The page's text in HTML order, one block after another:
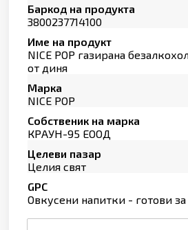
Баркод на продукта
3800237714100
Име на продукт
NICE POP газирана
от диня
Марка
NICE POP
Собственик на марка
КРАУН-95 ЕООД
Целеви пазар
Целия свят
GPC
Овкусени напитки - готови